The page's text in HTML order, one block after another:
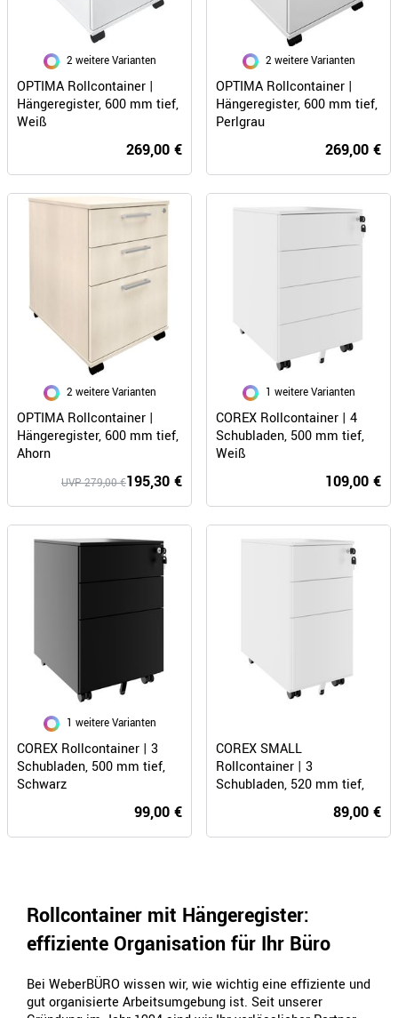
2 weitere Varianten
OPTIMA Rollcontainer |
Hängeregister, 600 mm tief,
Weiß
269,00 €
2 weitere Varianten
OPTIMA Rollcontainer |
Hängeregister, 600 mm tief,
Perlgrau
269,00 €
2 weitere Varianten
OPTIMA Rollcontainer |
Hängeregister, 600 mm tief,
Ahorn
195,30 €
UVP 279,00 €
1 weitere Varianten
COREX Rollcontainer | 4
Schubladen, 500 mm tief,
Weiß
109,00 €
1 weitere Varianten
COREX Rollcontainer | 3
Schubladen, 500 mm tief,
Schwarz
99,00 €
COREX SMALL
Rollcontainer | 3
Schubladen, 520 mm tief,
89,00 €
Rollcontainer mit Hängeregister:
effiziente Organisation für Ihr Büro
Bei WeberBÜRO wissen wir, wie wichtig eine effiziente und
gut organisierte Arbeitsumgebung ist. Seit unserer